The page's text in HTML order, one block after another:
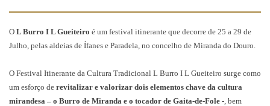
O L Burro I L Gueiteiro é um festival itinerante que decorre de 25 a 29 de
Julho, pelas aldeias de Ífanes e Paradela, no concelho de Miranda do Douro.
O Festival Itinerante da Cultura Tradicional L Burro I L Gueiteiro surge como
um esforço de revitalizar e valorizar dois elementos chave da cultura
mirandesa – o Burro de Miranda e o tocador de Gaita-de-Fole -, bem